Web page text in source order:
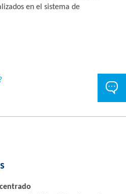
en el sistema de